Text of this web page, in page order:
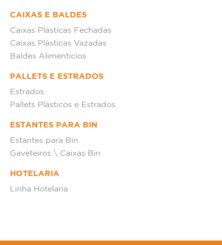
CAIXAS E BALDES
Caixas Plásticas Fechadas
Caixas Plásticas Vazadas
Baldes Alimentícios
PALLETS E ESTRADOS
Estrados
Pallets Plásticos e Estrados
ESTANTES PARA BIN
Estantes para Bin
Gaveteiros \ Caixas Bin
HOTELARIA
Linha Hotelaria